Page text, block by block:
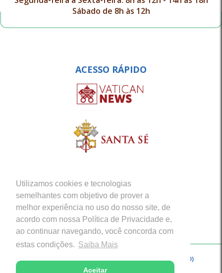
Utilizamos cookies e tecnologias
semelhantes com objetivo de prover a
melhor experiência no uso do nosso site, de
acordo com nossa Política de Privacidade e,
ao continuar navegando, você concorda com
estas condições. Saiba Mais
Aceitar
Sábado de 8h às 12h
ACESSO RÁPIDO
Copyright © 2026 - Arquidiocese de Porto Velho (RO)